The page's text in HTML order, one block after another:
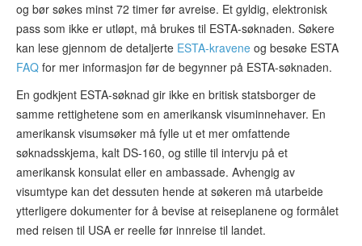
og bør søkes minst 72 timer før avreise. Et gyldig, elektronisk
pass som ikke er utløpt, må brukes til ESTA-søknaden. Søkere
kan lese gjennom de detaljerte ESTA-kravene og besøke ESTA
FAQ for mer informasjon før de begynner på ESTA-søknaden.
En godkjent ESTA-søknad gir ikke en britisk statsborger de
samme rettighetene som en amerikansk visuminnehaver. En
amerikansk visumsøker må fylle ut et mer omfattende
søknadsskjema, kalt DS-160, og stille til intervju på et
amerikansk konsulat eller en ambassade. Avhengig av
visumtype kan det dessuten hende at søkeren må utarbeide
ytterligere dokumenter for å bevise at reiseplanene og formålet
med reisen til USA er reelle før innreise til landet.